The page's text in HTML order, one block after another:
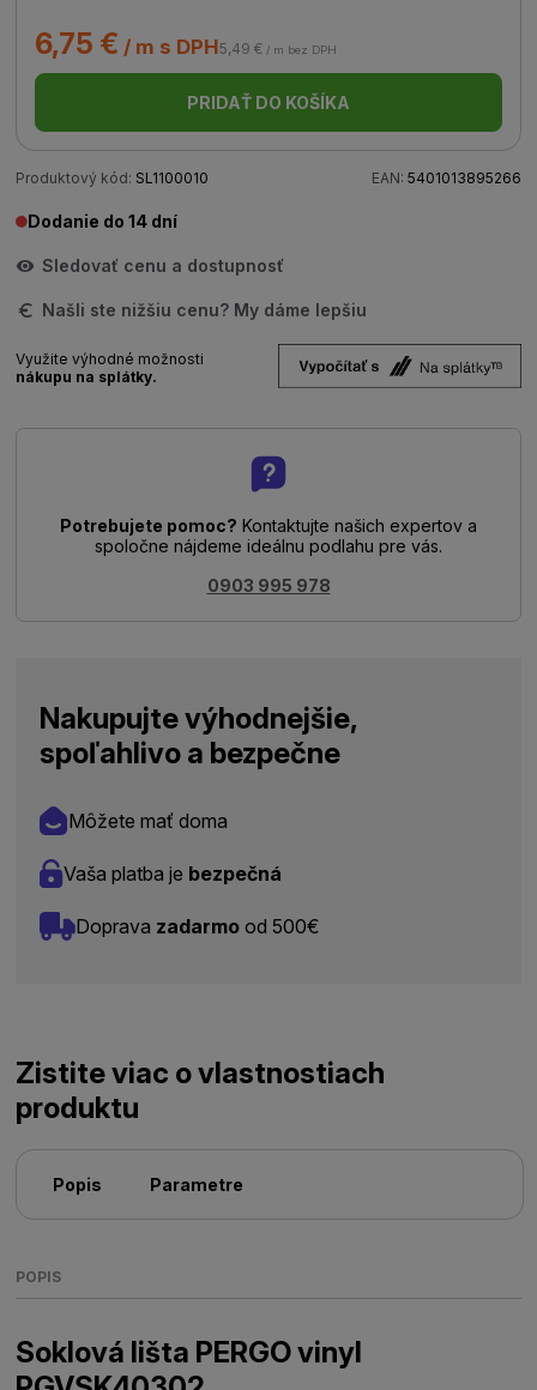
6,75 € / m s DPH5,49 € / m bez DPH
PRIDAŤ DO KOŠÍKA
Produktový kód: SL1100010 EAN: 5401013895266
Dodanie do 14 dní
Sledovať cenu a dostupnosť
Našli ste nižšiu cenu? My dáme lepšiu
Využite výhodné možnosti
nákupu na splátky.
Potrebujete pomoc? Kontaktujte našich expertov a
spoločne nájdeme ideálnu podlahu pre vás.
0903 995 978
Nakupujte výhodnejšie,
spoľahlivo a bezpečne
Môžete mať doma
Vaša platba je bezpečná
Doprava zadarmo od 500€
Zistite viac o vlastnostiach
produktu
Popis Parametre
POPIS
Soklová lišta PERGO vinyl